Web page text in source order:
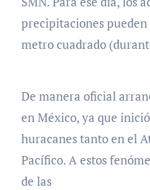
precipitaciones
metro cuadrado
De manera oficial
en México, ya que
huracanes tanto en el
Pacífico. A estos
de las